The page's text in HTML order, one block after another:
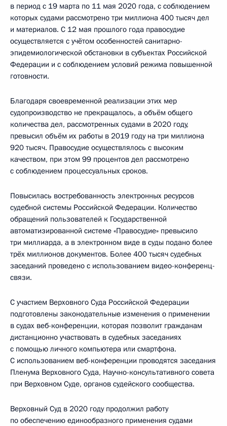
в период с 19 марта по 11 мая 2020 года, с соблюдением
которых судами рассмотрено три миллиона 400 тысяч дел
и материалов. С 12 мая прошлого года правосудие
осуществляется с учётом особенностей санитарно-
эпидемиологической обстановки в субъектах Российской
Федерации и с соблюдением условий режима повышенной
готовности.
Благодаря своевременной реализации этих мер
судопроизводство не прекращалось, а объём общего
количества дел, рассмотренных судами в 2020 году,
превысил объём их работы в 2019 году на три миллиона
920 тысяч. Правосудие осуществлялось с высоким
качеством, при этом 99 процентов дел рассмотрено
с соблюдением процессуальных сроков.
Повысилась востребованность электронных ресурсов
судебной системы Российской Федерации. Количество
обращений пользователей к Государственной
автоматизированной системе «Правосудие» превысило
три миллиарда, а в электронном виде в суды подано более
трёх миллионов документов. Более 400 тысяч судебных
заседаний проведено с использованием видео-конференц-
связи.
С участием Верховного Суда Российской Федерации
подготовлены законодательные изменения о применении
в судах веб-конференции, которая позволит гражданам
дистанционно участвовать в судебных заседаниях
с помощью личного компьютера или смартфона.
С использованием веб-конференции проводятся заседания
Пленума Верховного Суда, Научно-консультативного совета
при Верховном Суде, органов судейского сообщества.
Верховный Суд в 2020 году продолжил работу
по обеспечению единообразного применения судами